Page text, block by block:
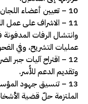
10 – تعيين أعضاء اللجان المختصة بنبش أماكن الدفن.
11 – الاشراف على
وانتشال الرفات المدفونة
عمليات التشريح، وفي
12 – اقتراح آليات جبر
وتقديم الدعم للأُسر.
13 – تنسيق جهود
الملتزمة حلّ قضية